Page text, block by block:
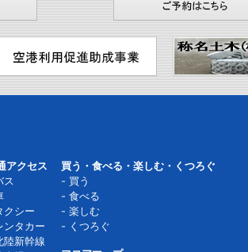
アクセス
ス
クシー
ンタカー
陸新幹線
買う・食べる・楽しむ・くつろぐ
買う
食べる
楽しむ
くつろぐ